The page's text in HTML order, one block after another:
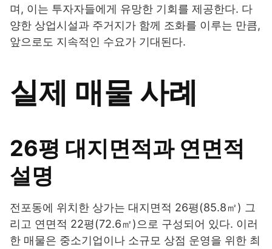
며, 이는 투자자들에게 유망한 기회를 제공한다. 다
양한 상업시설과 주거지가 함께 조화를 이루는 만큼,
앞으로도 지속적인 수요가 기대된다.
실제 매물 사례
26평 대지면적과 연면적
설명
전포동에 위치한 상가는 대지면적 26평(85.8㎡) 그
리고 연면적 22평(72.6㎡)으로 구성되어 있다. 이러
한 매물은 중소기업이나 소규모 상점 운영을 위한 최